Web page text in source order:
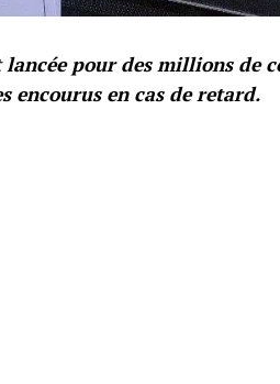
pour des millions de
encourus en cas de retard.